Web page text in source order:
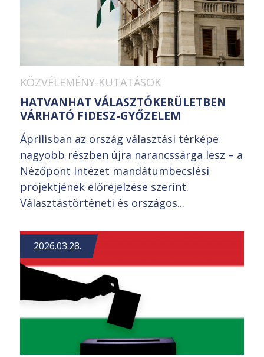
KÖZVÉLEMÉNY-KUTATÁSOK
HATVANHAT VÁLASZTÓKERÜLETBEN
VÁRHATÓ FIDESZ-GYŐZELEM
Áprilisban az ország választási térképe
nagyobb részben újra narancssárga lesz – a
Nézőpont Intézet mandátumbecslési
projektjének előrejelzése szerint.
Választástörténeti és országos...
2026.03.28.